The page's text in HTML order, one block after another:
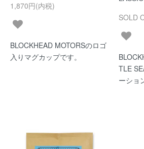
1,870円(内税)
BLOCKHEAD MOTORSのロゴ
入りマグカップです。
SOLD
TLE
ーショ